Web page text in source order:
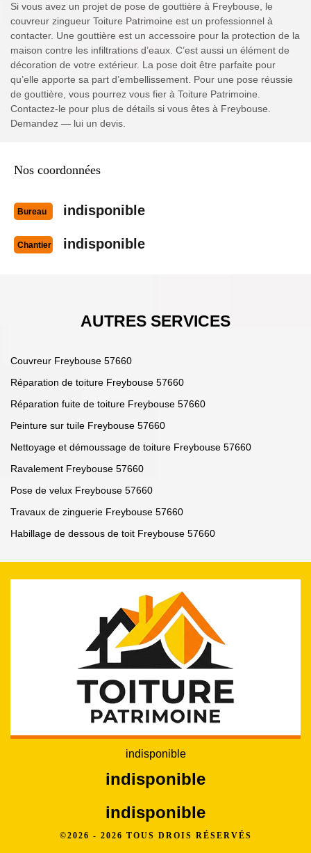
Si vous avez un projet de pose de gouttière à Freybouse, le
couvreur zingueur Toiture Patrimoine est un professionnel à
contacter. Une gouttière est un accessoire pour la protection de la
maison contre les infiltrations d’eaux. C’est aussi un élément de
décoration de votre extérieur. La pose doit être parfaite pour
qu’elle apporte sa part d’embellissement. Pour une pose réussie
de gouttière, vous pourrez vous fier à Toiture Patrimoine.
Contactez-le pour plus de détails si vous êtes à Freybouse.
Demandez — lui un devis.
Nos coordonnées
Bureau indisponible
Chantier indisponible
AUTRES SERVICES
Couvreur Freybouse 57660
Réparation de toiture Freybouse 57660
Réparation fuite de toiture Freybouse 57660
Peinture sur tuile Freybouse 57660
Nettoyage et démoussage de toiture Freybouse 57660
Ravalement Freybouse 57660
Pose de velux Freybouse 57660
Travaux de zinguerie Freybouse 57660
Habillage de dessous de toit Freybouse 57660
indisponible
indisponible
indisponible
©2026 - 2026 TOUS DROIS RÉSERVÉS